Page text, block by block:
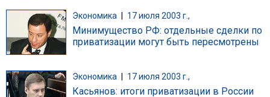
Экономика 17 июля 2003 г.,
Минимущество РФ: отдельные сделки по
приватизации могут быть пересмотрены
Экономика | 17 июля 2003 г.,
Касьянов: итоги приватизации в России